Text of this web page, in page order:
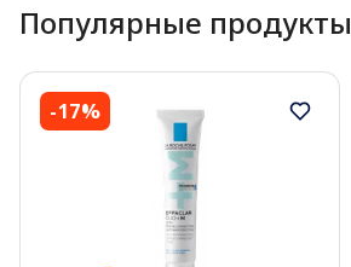
Популярные продукты
-17%